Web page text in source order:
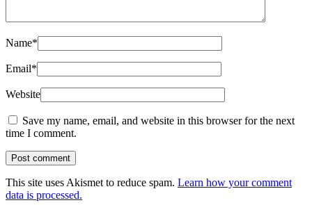
Name*
Email*
Website
Save my name, email, and website in this browser for the next
time I comment.
This site uses Akismet to reduce spam. Learn how your comment
data is processed.